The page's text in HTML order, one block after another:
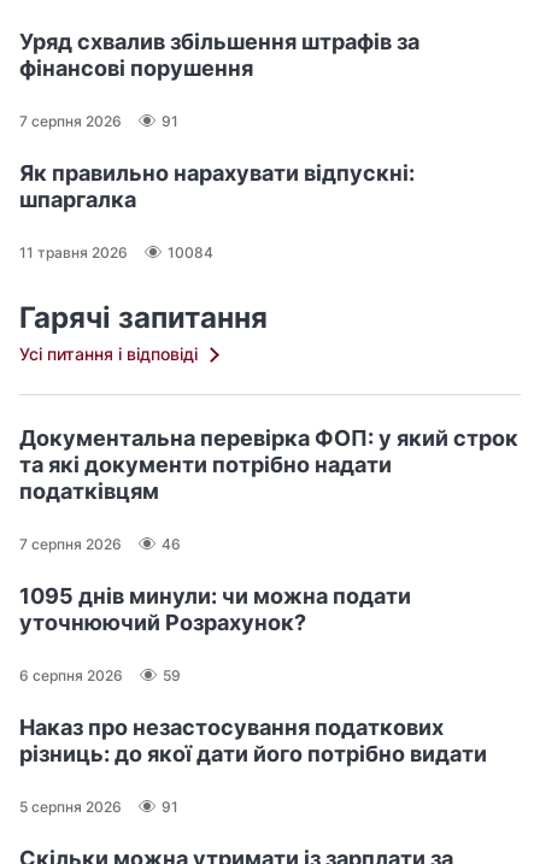
Уряд схвалив збільшення штрафів за
фінансові порушення
7 серпня 2026 91
Як правильно нарахувати відпускні:
шпаргалка
11 травня 2026 10084
Гарячі запитання
Усі питання і відповіді
Документальна перевірка ФОП: у який строк
та які документи потрібно надати
податківцям
7 серпня 2026 46
1095 днів минули: чи можна подати
уточнюючий Розрахунок?
6 серпня 2026 59
Наказ про незастосування податкових
різниць: до якої дати його потрібно видати
5 серпня 2026 91